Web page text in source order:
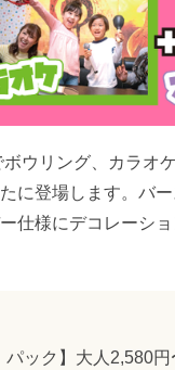
ウリング、カラオ
に登場します。バ
仕様にデコレーシ
ック】大人2,580